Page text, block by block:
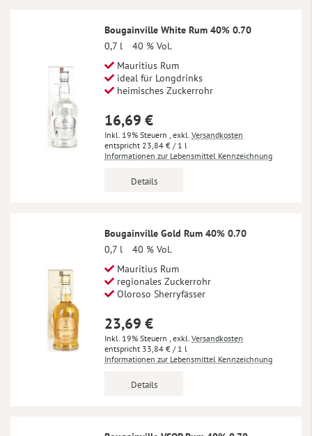
Bougainville White Rum 40% 0.70
0,7 l
40 % Vol.
Mauritius Rum
ideal für Longdrinks
heimisches Zuckerrohr
16,69 €
Inkl. 19% Steuern , exkl. Versandkosten
23,84 € / 1 l
Informationen zur Lebensmittel Kennzeichnung
Details
Bougainville Gold Rum 40% 0.70
0,7 l
40 % Vol.
Mauritius Rum
regionales Zuckerrohr
Oloroso Sherryfässer
23,69 €
Inkl. 19% Steuern , exkl. Versandkosten
33,84 € / 1 l
Informationen zur Lebensmittel Kennzeichnung
Details